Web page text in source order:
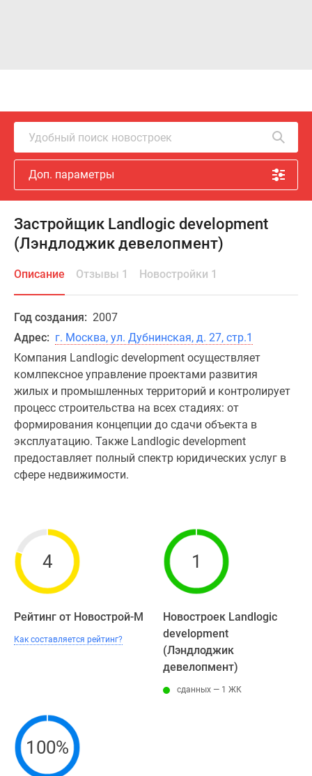
Удобный поиск новостроек
Доп. параметры
Застройщик Landlogic development
(Лэндлоджик девелопмент)
Описание Отзывы 1 Новостройки 1
Год создания: 2007
Адрес: г. Москва, ул. Дубнинская, д. 27, стр.1
Компания Landlogic development осуществляет
комлпексное управление проектами развития
жилых и промышленных территорий и контролирует
процесс строительства на всех стадиях: от
формирования концепции до сдачи объекта в
эксплуатацию. Также Landlogic development
предоставляет полный спектр юридических услуг в
сфере недвижимости.
4
Рейтинг от Новострой-М
Как составляется рейтинг?
1
Новостроек Landlogic
development
(Лэндлоджик
девелопмент)
сданных — 1 ЖК
100%